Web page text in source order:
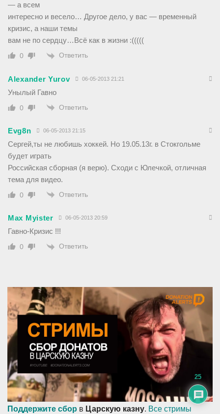
— а всем
интересно и весело… Другое дело, у вас — временный
кризис, а наши темы
вам не по сердцу…Всё как в жизни :(((((
0 Ответить
Alexander Yurov 06-05-2013 21:21
Унылый Гавно
0 Ответить
Evg8n 06-05-2013 21:15
Сергей,ты не любишь хоккей. Но 19.05.13г. в Стокгольме
будет играть
Российская сборная (я верю). Сходи с Юлечкой, отличная
тема для видео.
0 Ответить
Max Myister 06-05-2013 20:59
Гавно-Кризис !!!
0 Ответить
Поддержите сбор в Царскую казну. Все стримы
25